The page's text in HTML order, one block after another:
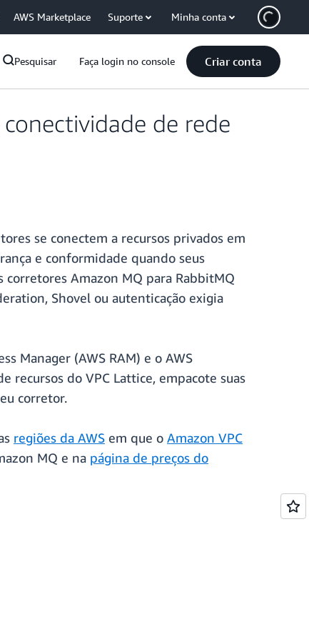
AWS Marketplace Suporte Minha conta
Pesquisar Faça login no console Criar conta
de rede
se conectem a recursos privados em
e conformidade quando seus
Amazon MQ para RabbitMQ
Shovel ou autenticação exigia
Manager (AWS RAM) e o AWS
recursos do VPC Lattice, empacote suas
corretor.
regiões da AWS em que o Amazon VPC
MQ e na página de preços do